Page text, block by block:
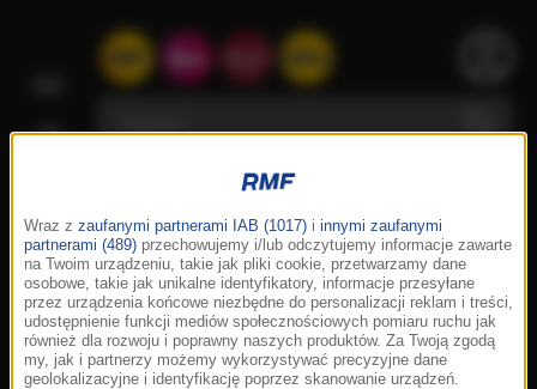
Wraz z zaufanymi partnerami IAB (1017) i innymi zaufanymi
partnerami (489) przechowujemy i/lub odczytujemy informacje zawarte
na Twoim urządzeniu, takie jak pliki cookie, przetwarzamy dane
osobowe, takie jak unikalne identyfikatory, informacje przesyłane
przez urządzenia końcowe niezbędne do personalizacji reklam i treści,
udostępnienie funkcji mediów społecznościowych pomiaru ruchu jak
również dla rozwoju i poprawny naszych produktów. Za Twoją zgodą
my, jak i partnerzy możemy wykorzystywać precyzyjne dane
geolokalizacyjne i identyfikację poprzez skanowanie urządzeń.